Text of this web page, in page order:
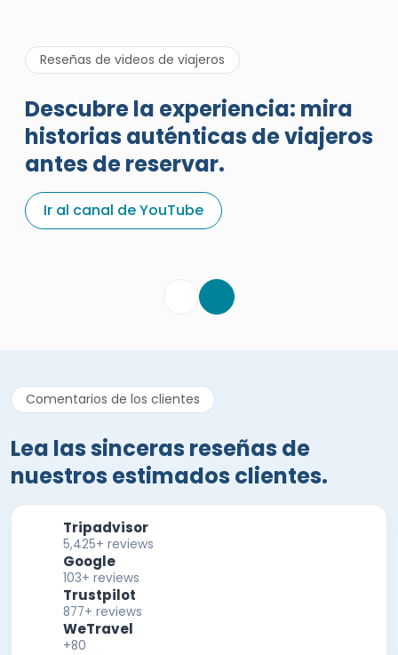
Reseñas de videos de viajeros
Descubre la experiencia: mira
historias auténticas de viajeros
antes de reservar.
Ir al canal de YouTube
Una excelente reseña de
vacaciones sobre Egypt Tours
PortalEgypt Tours Portal
Comentarios de los clientes
Lea las sinceras reseñas de
nuestros estimados clientes.
Tripadvisor
5,425+ reviews
Google
103+ reviews
Trustpilot
877+ reviews
WeTravel
+80